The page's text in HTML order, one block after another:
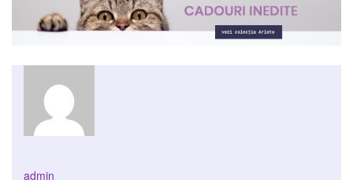
admin